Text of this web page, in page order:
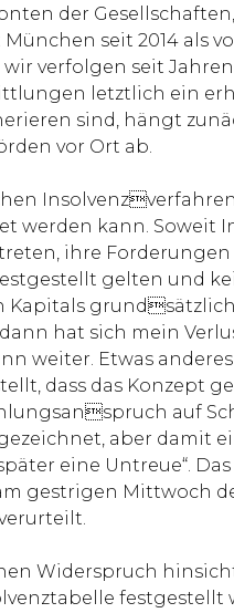
der
seit 2014 als
verfolgen seit
letztlich ein
sind, hängt
vor Ort ab.
werden kann.
ihre
gelten und
hat sich mein
weiter. Etwas
dass das Konzept
auf
aber damit
eine Untreue“.
gestrigen Mittwoch
Widerspruch